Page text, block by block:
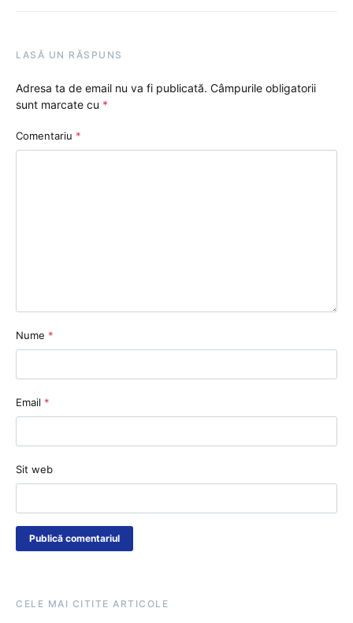
LASĂ UN RĂSPUNS
Adresa ta de email nu va fi publicată. Câmpurile obligatorii
sunt marcate cu *
Comentariu *
Nume *
Email *
Sit web
CELE MAI CITITE ARTICOLE